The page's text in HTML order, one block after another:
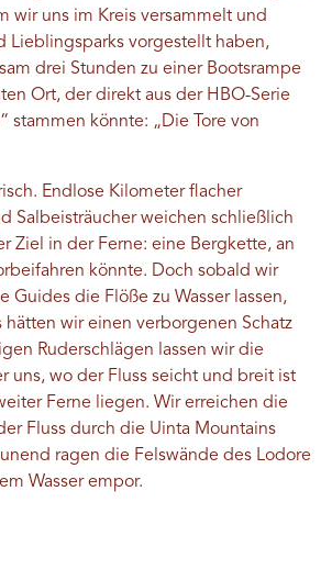
wir uns im Kreis versammelt und
Lieblingsparks vorgestellt haben,
drei Stunden zu einer Bootsrampe
Ort, der direkt aus der HBO-Serie
stammen könnte: „Die Tore von
Endlose Kilometer flacher
Salbeisträucher weichen schließlich
Ziel in der Ferne: eine Bergkette, an
könnte. Doch sobald wir
Guides die Flöße zu Wasser lassen,
hätten wir einen verborgenen Schatz
Ruderschlägen lassen wir die
uns, wo der Fluss seicht und breit ist
Ferne liegen. Wir erreichen die
Fluss durch die Uinta Mountains
ragen die Felswände des Lodore
Wasser empor.